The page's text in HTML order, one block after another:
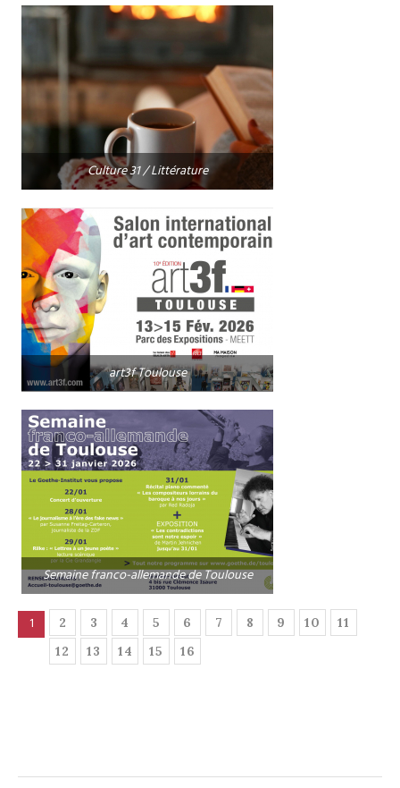
Culture 31 / Littérature
art3f Toulouse
Semaine franco-allemande de Toulouse
1 2 3 4 5 6 7 8 9 10
11
12
13 14 15 16